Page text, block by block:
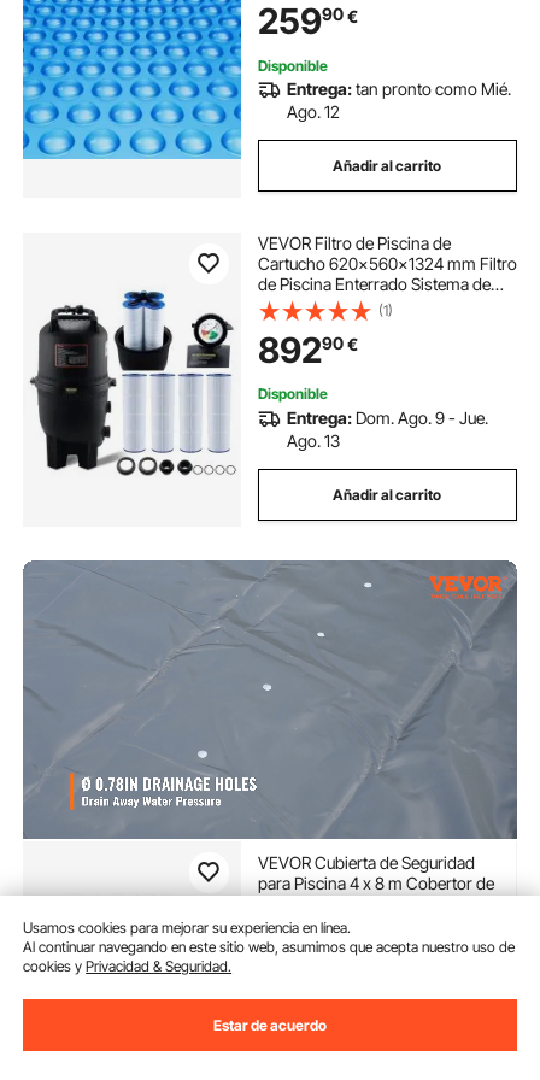
Azul de 16 mil para Piscinas
25990€
Disponible
Entrega:tan pronto como Mié.
Ago. 12
Añadir al carrito
VEVOR Filtro de Piscina de
Cartucho 620x560x1324 mm Filtro
de Piscina Enterrado Sistema de
Filtración de Piscina sobre el Suelo
con Filtro Mejorado a Prueba de
Fugas para Jacuzzi, Piscina Inflable
(1)
89290€
Disponible
Entrega: Dom. Ago. 9 - Jue.
Ago. 13
Añadir al carrito
VEVOR Cubierta de Seguridad
para Piscina 4 x 8 m Cobertor de
7,7 m, con 24 Tornillos de Tierra,
para Todo Tipo de Piscinas
Disponible
Usamos cookies para mejorar su experiencia en línea.
Al continuar navegando en este sitio web, asumimos que acepta nuestro uso de
cookies yPrivacidad & Seguridad.
Estar de acuerdo